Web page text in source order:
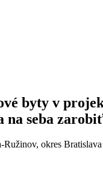
byty v
na seba
Ružinov, okres